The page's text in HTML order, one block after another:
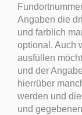
Angaben die
und farblich
optional. Auch
ausfüllen
und der
hierrüber
werden und
und